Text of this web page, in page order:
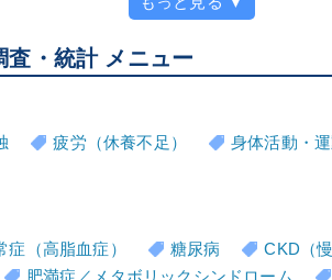
査・統計 メニュー
疲労（休養不足） 身体活動・
症（高脂血症） 糖尿病
CKD（
肥満症／メタボリックシンドローム